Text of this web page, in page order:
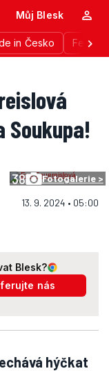
in Česko
Můj Blesk
Soukupa!
38 Fotogalerie >
13. 9. 2024 • 05:00
Blesk?
nás
hýčkat